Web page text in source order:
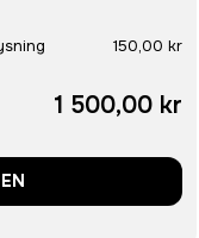
150,00 kr
1 500,00 kr